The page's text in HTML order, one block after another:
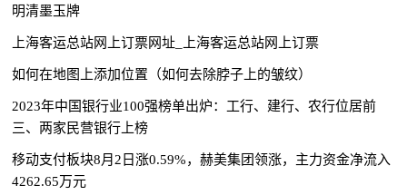
明清墨玉牌
上海客运总站网上订票网址_上海客运总站网上订票
如何在地图上添加位置（如何去除脖子上的皱纹）
2023年中国银行业100强榜单出炉：工行、建行、农行位居前
三、两家民营银行上榜
移动支付板块8月2日涨0.59%，赫美集团领涨，主力资金净流入
4262.65万元